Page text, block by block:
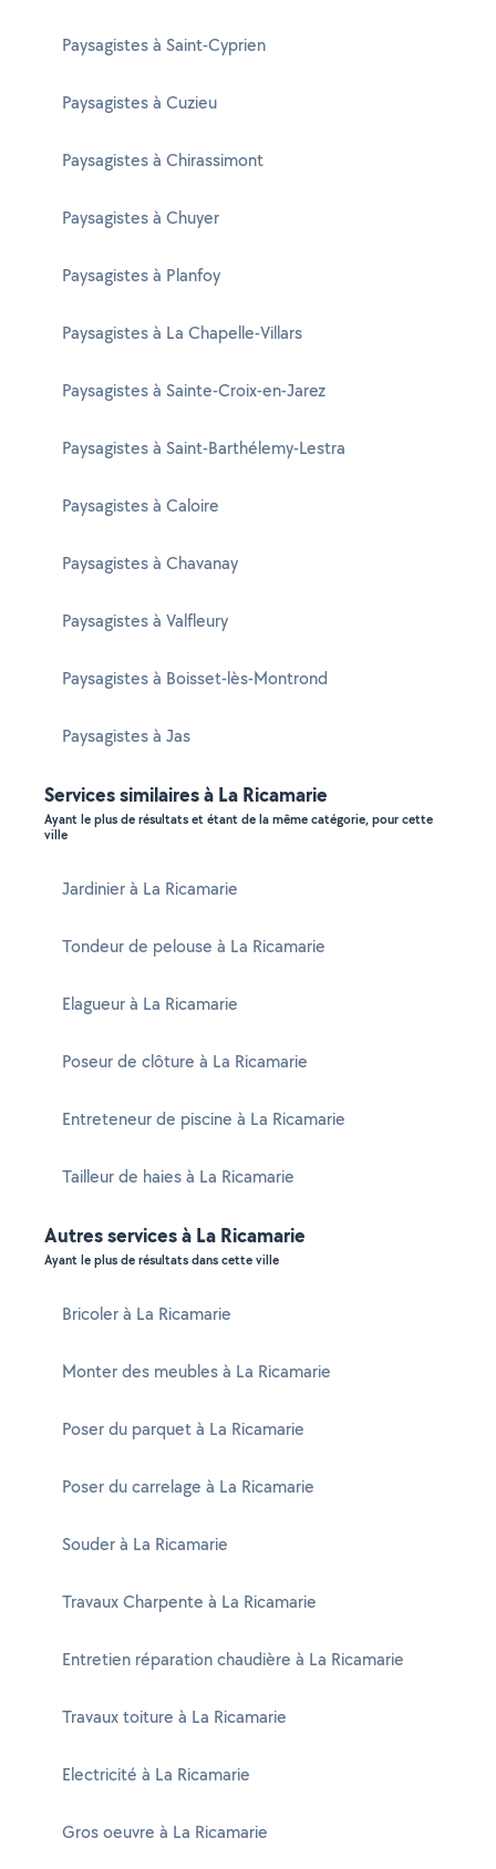
Paysagistes à Saint-Cyprien
Paysagistes à Cuzieu
Paysagistes à Chirassimont
Paysagistes à Chuyer
Paysagistes à Planfoy
Paysagistes à La Chapelle-Villars
Paysagistes à Sainte-Croix-en-Jarez
Paysagistes à Saint-Barthélemy-Lestra
Paysagistes à Caloire
Paysagistes à Chavanay
Paysagistes à Valfleury
Paysagistes à Boisset-lès-Montrond
Paysagistes à Jas
Services similaires à La Ricamarie
Ayant le plus de résultats et étant de la même catégorie, pour cette
ville
Jardinier à La Ricamarie
Tondeur de pelouse à La Ricamarie
Elagueur à La Ricamarie
Poseur de clôture à La Ricamarie
Entreteneur de piscine à La Ricamarie
Tailleur de haies à La Ricamarie
Autres services à La Ricamarie
Ayant le plus de résultats dans cette ville
Bricoler à La Ricamarie
Monter des meubles à La Ricamarie
Poser du parquet à La Ricamarie
Poser du carrelage à La Ricamarie
Souder à La Ricamarie
Travaux Charpente à La Ricamarie
Entretien réparation chaudière à La Ricamarie
Travaux toiture à La Ricamarie
Electricité à La Ricamarie
Gros oeuvre à La Ricamarie